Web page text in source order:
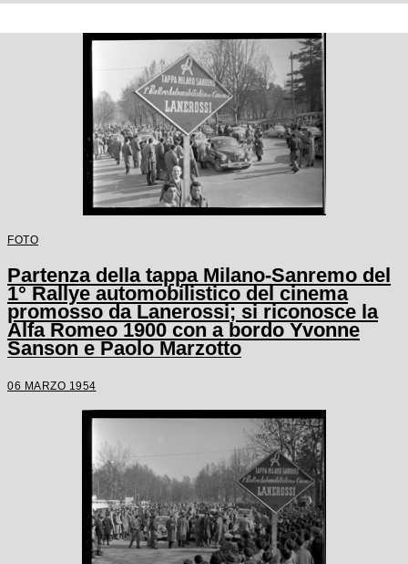
FOTO
Partenza della tappa Milano-Sanremo del
1° Rallye automobilistico del cinema
promosso da Lanerossi; si riconosce la
Alfa Romeo 1900 con a bordo Yvonne
Sanson e Paolo Marzotto
06 MARZO 1954